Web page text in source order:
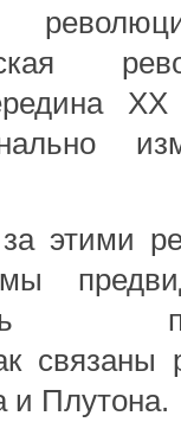
этими
связаны
и Плутона.